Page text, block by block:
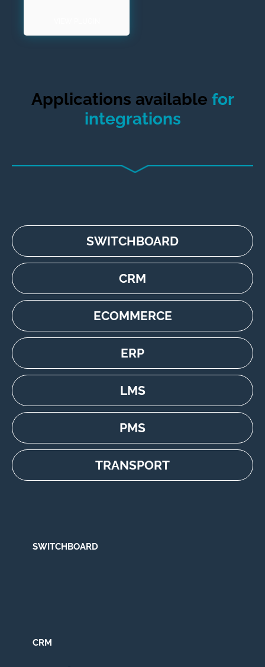
Applications available for
integrations
SWITCHBOARD
CRM
ECOMMERCE
ERP
LMS
PMS
TRANSPORT
SWITCHBOARD
CRM